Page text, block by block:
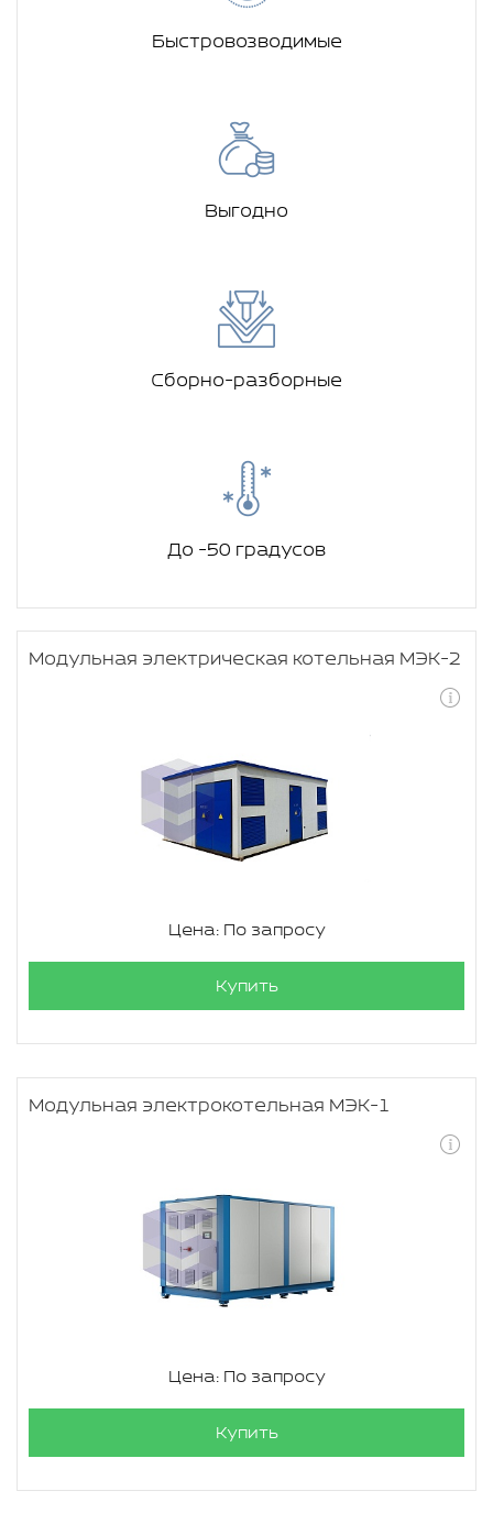
Быстровозводимые
Выгодно
Сборно-разборные
До -50 градусов
Модульная электрическая котельная МЭК-2
Цена: По запросу
Купить
Модульная электрокотельная МЭК-1
Цена: По запросу
Купить